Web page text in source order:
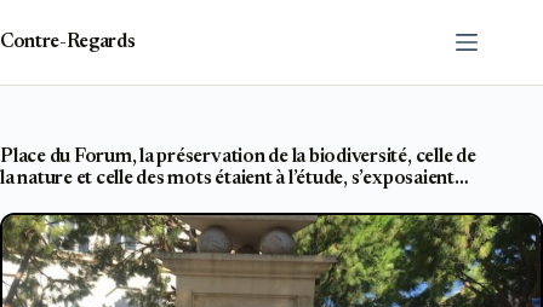
contenu
Contre-Regards
Place du Forum, la préservation de la biodiversité, celle de
la nature et celle des mots étaient à l’étude, s’exposaient…